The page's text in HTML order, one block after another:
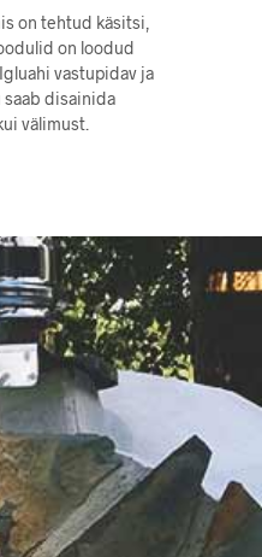
on tehtud käsitsi,
on loodud
vastupidav ja
saab disainida
välimust.